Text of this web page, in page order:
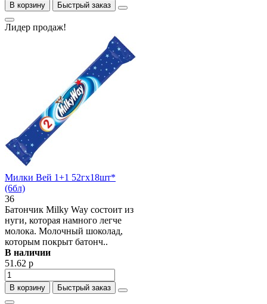
В корзину Быстрый заказ
Лидер продаж!
Милки Вей 1+1 52гх18шт*
(6бл)
36
Батончик Milky Way состоит из
нуги, которая намного легче
молока. Молочный шоколад,
которым покрыт батонч..
В наличии
51.62 р
В корзину Быстрый заказ